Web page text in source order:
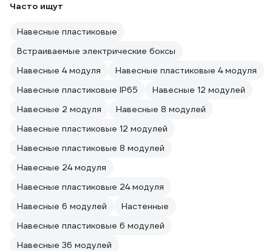
Часто ищут
Навесные пластиковые
Встраиваемые электрические боксы
Навесные 4 модуля
Навесные пластиковые 4 модуля
Навесные пластиковые IP65
Навесные 12 модулей
Навесные 2 модуля
Навесные 8 модулей
Навесные пластиковые 12 модулей
Навесные пластиковые 8 модулей
Навесные 24 модуля
Навесные пластиковые 24 модуля
Навесные 6 модулей
Настенные
Навесные пластиковые 6 модулей
Навесные 36 модулей